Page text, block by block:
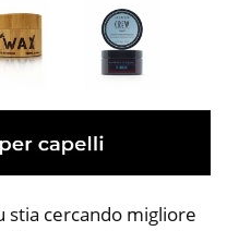
stia cercando migliore